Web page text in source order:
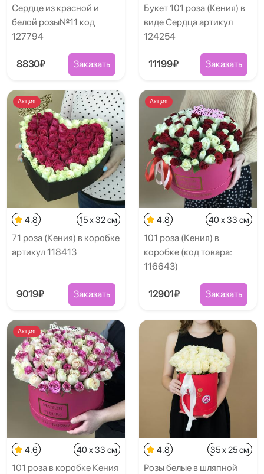
Сердце из красной и
белой розы№11 код
127794
8830₽ Заказать
Букет 101 роза (Кения) в
виде Сердца артикул
124254
11199₽ Заказать
Акция
4.8 15 x 32 см
71 роза (Кения) в коробке
артикул 118413
9019₽ Заказать
Акция
4.8 40 x 33 см
101 роза (Кения) в
коробке (код товара:
116643)
12901₽ Заказать
Акция
4.6 40 x 33 см
101 роза в коробке Кения
4.8 35 x 25 см
Розы белые в шляпной